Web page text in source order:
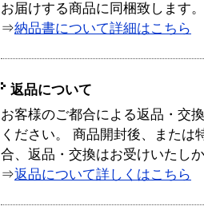
お届けする商品に同梱致します。
⇒納品書について詳細はこちら
返品について
お客様のご都合による返品・交
ください。 商品開封後、または
合、返品・交換はお受けいたし
⇒返品について詳しくはこちら